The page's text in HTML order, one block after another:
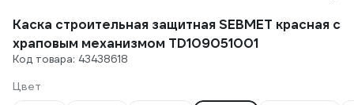
Каска строительная защитная SEBMET красная с
храповым механизмом TD109051001
Код товара: 43438618
Цвет